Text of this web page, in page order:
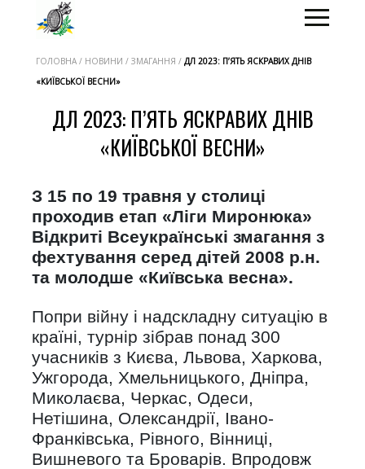
ГОЛОВНА / НОВИНИ / ЗМАГАННЯ / ДЛ 2023: П’ЯТЬ ЯСКРАВИХ ДНІВ
«КИЇВСЬКОЇ ВЕСНИ»
ДЛ 2023: П’ЯТЬ ЯСКРАВИХ ДНІВ
«КИЇВСЬКОЇ ВЕСНИ»
З 15 по 19 травня у столиці
проходив етап «Ліги Миронюка»
Відкриті Всеукраїнські змагання з
фехтування серед дітей 2008 р.н.
та молодше «Київська весна».
Попри війну і надскладну ситуацію в
країні, турнір зібрав понад 300
учасників з Києва, Львова, Харкова,
Ужгорода, Хмельницького, Дніпра,
Миколаєва, Черкас, Одеси,
Нетішина, Олександрії, Івано-
Франківська, Рівного, Вінниці,
Вишневого та Броварів. Впродовж